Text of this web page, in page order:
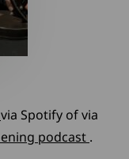
opent in een
Deze link opent in
via Spotify of via
podcast Deze
.